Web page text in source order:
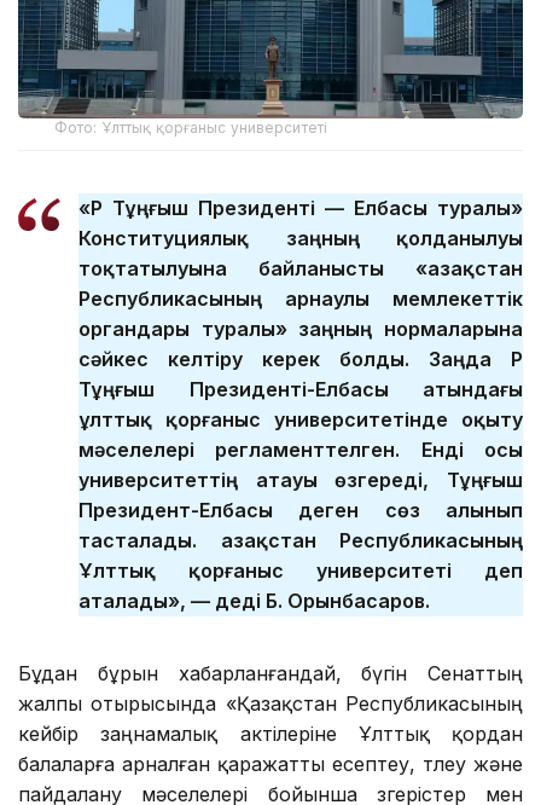
Фото: Ұлттық қорғаныс университеті
«ҚР Тұңғыш Президенті — Елбасы туралы»
Конституциялық заңның қолданылуы
тоқтатылуына байланысты «Қазақстан
Республикасының арнаулы мемлекеттік
органдары туралы» заңның нормаларына
сәйкес келтіру керек болды. Заңда ҚР
Тұңғыш Президенті-Елбасы атындағы
ұлттық қорғаныс университетінде оқыту
мәселелері регламенттелген. Енді осы
университеттің атауы өзгереді, Тұңғыш
Президент-Елбасы деген сөз алынып
тасталады. Қазақстан Республикасының
Ұлттық қорғаныс университеті деп
аталады», — деді Б. Орынбасаров.
Бұдан бұрын хабарланғандай, бүгін Сенаттың
жалпы отырысында «Қазақстан Республикасының
кейбір заңнамалық актілеріне Ұлттық қордан
балаларға арналған қаражатты есептеу, төлеу және
пайдалану мәселелері бойынша өзгерістер мен